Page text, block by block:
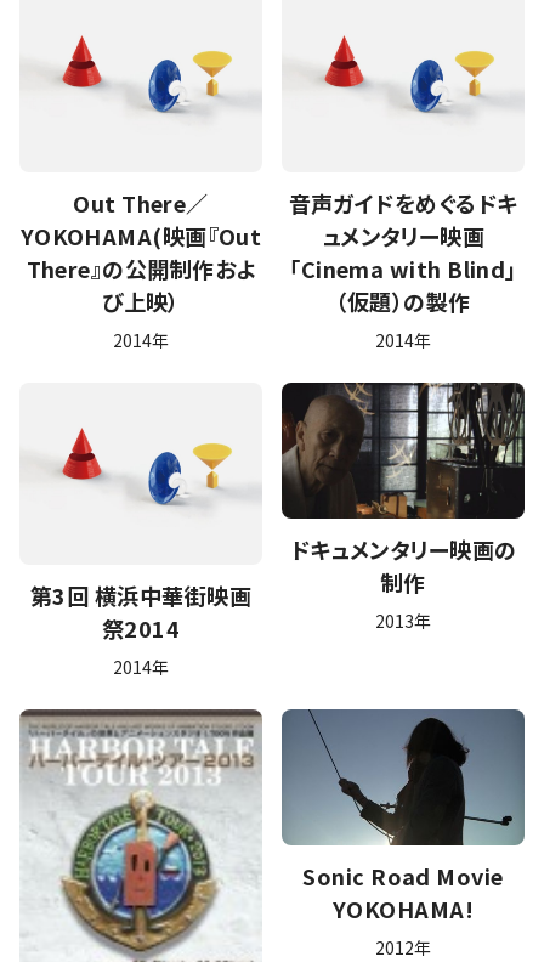
Out There／
YOKOHAMA(映画『Out
There』の公開制作およ
び上映）
2014年
音声ガイドをめぐるドキ
ュメンタリー映画
「Cinema with Blind」
（仮題）の製作
2014年
第3回 横浜中華街映画
祭2014
2014年
ドキュメンタリー映画の
制作
2013年
Sonic Road Movie
YOKOHAMA!
2012年